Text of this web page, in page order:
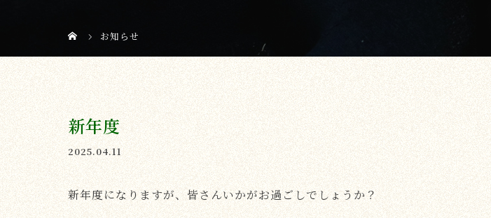
お知らせ
新年度
2025.04.11
新年度になりますが、皆さんいかがお過ごしでしょうか？